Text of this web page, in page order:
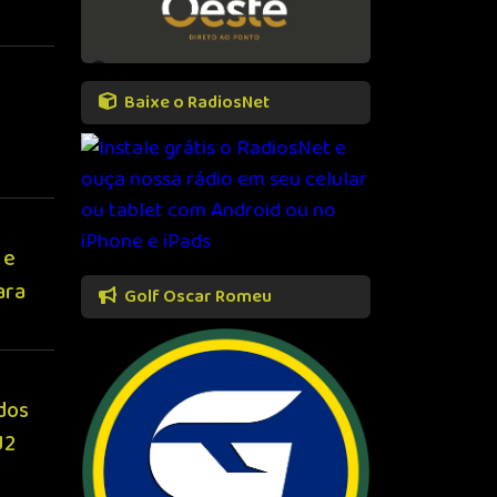
Baixe o RadiosNet
Golf Oscar Romeu